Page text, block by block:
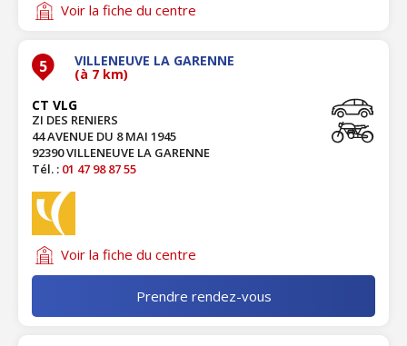
Voir la fiche du centre
5 VILLENEUVE LA GARENNE
(à 7 km)
CT VLG
ZI DES RENIERS
44 AVENUE DU 8 MAI 1945
92390 VILLENEUVE LA GARENNE
Tél. : 01 47 98 87 55
Voir la fiche du centre
Prendre rendez-vous